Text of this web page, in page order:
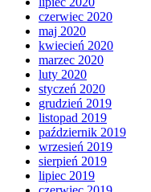
czerwiec 2020
maj 2020
kwiecień 2020
marzec 2020
luty 2020
styczeń 2020
grudzień 2019
listopad 2019
październik 2019
wrzesień 2019
sierpień 2019
lipiec 2019